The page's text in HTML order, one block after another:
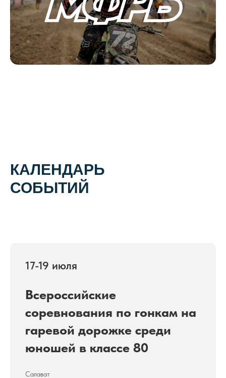
КАЛЕНДАРЬ
СОБЫТИЙ
17-19 июля
Всероссийские
соревнования по гонкам на
гаревой дорожке среди
юношей в классе 80
Салават